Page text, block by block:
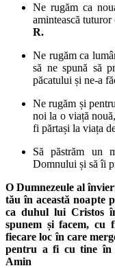
Ne rugăm ca
amintească
R.
Ne rugăm ca
să ne spună să
păcatului și ne-a
Ne rugăm și
noi la o viață
fi părtași la viața
Să păstrăm un
Domnului și să îi
O Dumnezeule al
tău în această noapte
ca duhul lui Cristos
spunem și facem, cu
fiecare loc în care
pentru a fi cu tine în
Amin